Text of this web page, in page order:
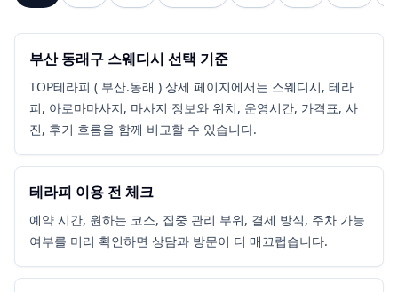
부산 동래구 스웨디시 선택 기준
TOP테라피 ( 부산.동래 ) 상세 페이지에서는 스웨디시, 테라
피, 아로마마사지, 마사지 정보와 위치, 운영시간, 가격표, 사
진, 후기 흐름을 함께 비교할 수 있습니다.
테라피 이용 전 체크
예약 시간, 원하는 코스, 집중 관리 부위, 결제 방식, 주차 가능
여부를 미리 확인하면 상담과 방문이 더 매끄럽습니다.